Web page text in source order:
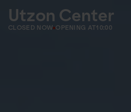
Utzon Center
CLOSED NOW OPENING AT10:00